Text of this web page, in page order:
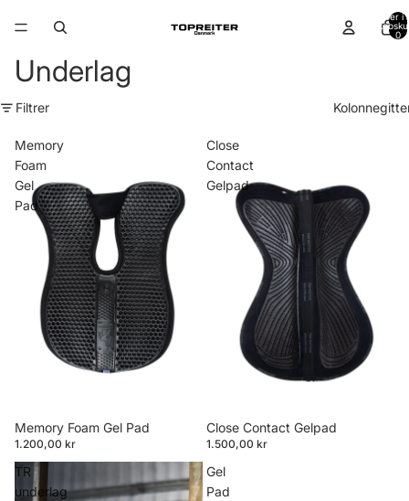
Varer i
0
Underlag
Filtrer
Memory
Foam
Gel
Pad
Memory Foam Gel Pad
1.200,00 kr
Close
Contact
Gelpad
Close Contact Gelpad
1.500,00 kr
TR
underlag
Gel
Pad